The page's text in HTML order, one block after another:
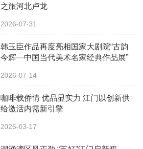
之旅河北卢龙
2026-07-31
韩玉臣作品再度亮相国家大剧院“古韵
今辉—中国当代美术名家经典作品展”
2026-07-14
咖啡载侨情 优品显实力 江门以创新供
给激活内需新引擎
2026-03-17